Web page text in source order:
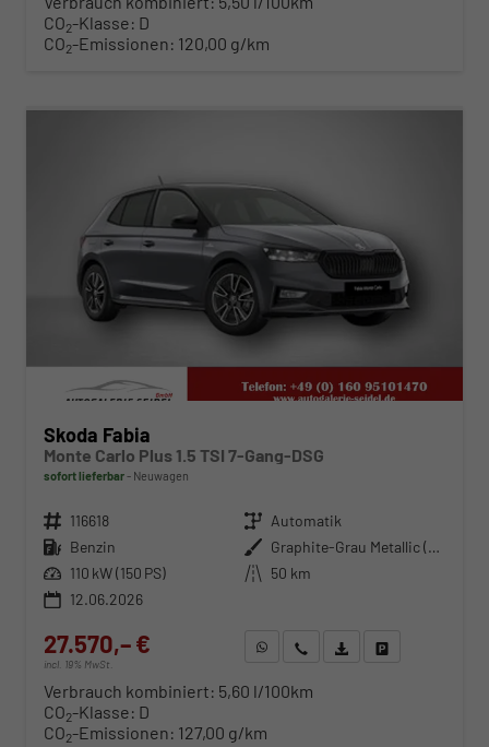
CO2-Klasse: D
CO2-Emissionen: 120,00 g/km
Skoda Fabia
Monte Carlo Plus 1.5 TSI 7-Gang-DSG
sofort lieferbar Neuwagen
Fahrzeugnr. 116618 Getriebe Automatik
Kraftstoff Benzin Außenfarbe
Graphite-Grau Metallic (Dach in Schwarz)
Leistung 110 kW (150 PS) Kilometerstand 50 km
12.06.2026
27.570,– €
incl. 19% MwSt.
WhatsApp anfragen
Wir rufen Sie anFahrzeugexposé (PDF)
Verbrauch kombiniert: 5,60 l/100km
CO2-Klasse: D
CO2-Emissionen: 127,00 g/km